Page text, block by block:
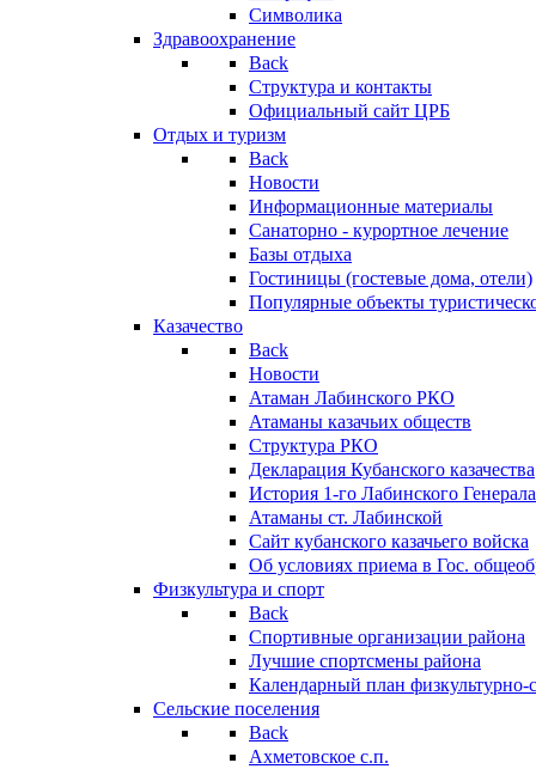
Символика
Здравоохранение
Back
Структура и контакты
Официальный сайт ЦРБ
Отдых и туризм
Back
Новости
Информационные материалы
Санаторно - курортное лечение
Базы отдыха
Гостиницы (гостевые дома, отели)
Популярные объекты
Казачество
Back
Новости
Атаман Лабинского РКО
Атаманы казачьих обществ
Структура РКО
Декларация Кубанского казачества
История 1-го Лабинского
Атаманы ст. Лабинской
Cайт кубанского казачьего войска
Об условиях приема в Гос.
Физкультура и спорт
Back
Спортивные организации района
Лучшие спортсмены района
Календарный план
Сельские поселения
Back
Ахметовское с.п.